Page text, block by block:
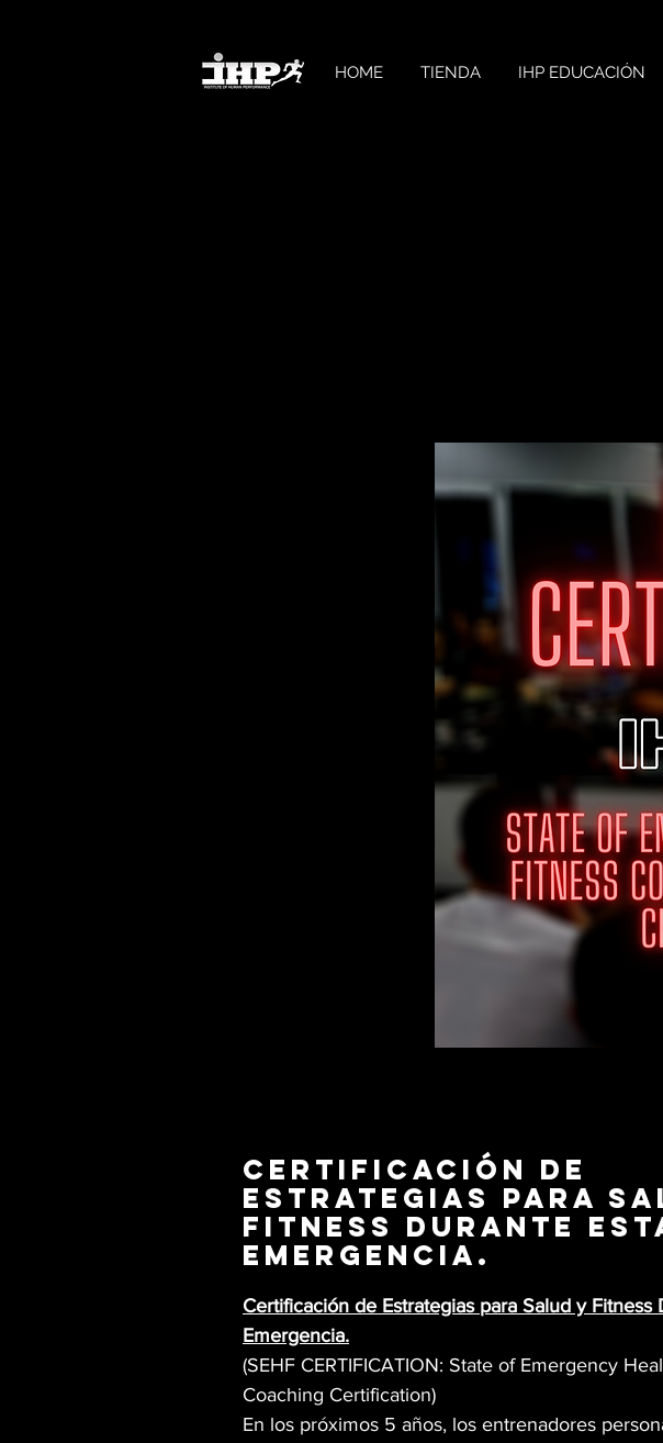
HOME TIENDA IHP EDUCACIÓN
Certificación de
estrategias para
fitness durante
emergencia.
Certificación de Estrategias para Salud y Fitness
Emergencia.
(SEHF CERTIFICATION: State of Emergency
Coaching Certification)
En los próximos 5 años, los entrenadores